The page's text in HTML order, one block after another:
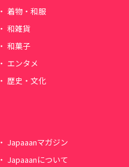
着物・和服
和雑貨
和菓子
エンタメ
歴史・文化
Japaaanマガジン
Japaaanについて